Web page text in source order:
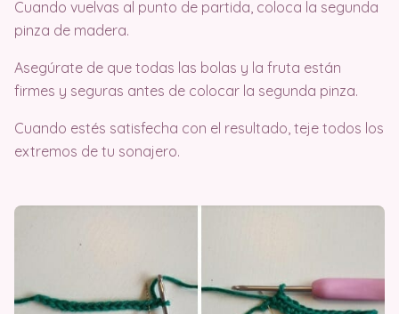
Cuando vuelvas al punto de partida, coloca la segunda
pinza de madera.
Asegúrate de que todas las bolas y la fruta están
firmes y seguras antes de colocar la segunda pinza.
Cuando estés satisfecha con el resultado, teje todos los
extremos de tu sonajero.